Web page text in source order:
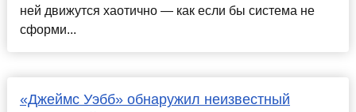
ней движутся хаотично — как если бы система не
сформи...
«Джеймс Уэбб» обнаружил неизвестный